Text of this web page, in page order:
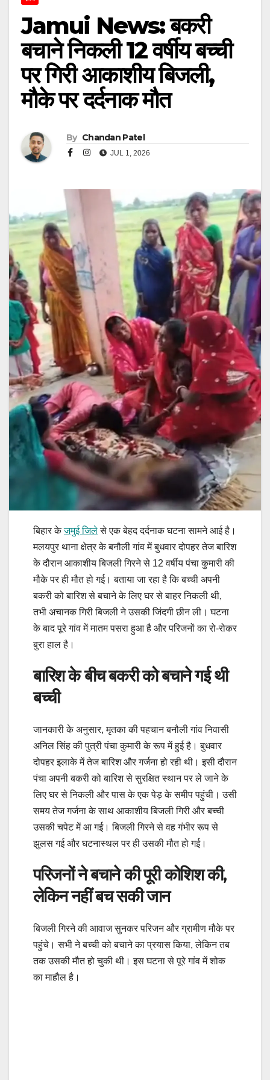
Jamui News: बकरी
बचाने निकली 12 वर्षीय बच्ची
पर गिरी आकाशीय बिजली,
मौके पर दर्दनाक मौत
By Chandan Patel
JUL 1, 2026
बिहार केजमुई जिलेसे एक बेहद दर्दनाक घटना सामने आई है।
मलयपुर थाना क्षेत्र के बनौली गांव में बुधवार दोपहर तेज बारिश
के दौरान आकाशीय बिजली गिरने से 12 वर्षीय पंचा कुमारी की
मौके पर ही मौत हो गई। बताया जा रहा है कि बच्ची अपनी
बकरी को बारिश से बचाने के लिए घर से बाहर निकली थी,
तभी अचानक गिरी बिजली ने उसकी जिंदगी छीन ली। घटना
के बाद पूरे गांव में मातम पसरा हुआ है और परिजनों का रो-रोकर
बुरा हाल है।
बारिश के बीच बकरी को बचाने गई थी
बच्ची
जानकारी के अनुसार, मृतका की पहचान बनौली गांव निवासी
अनिल सिंह की पुत्री पंचा कुमारी के रूप में हुई है। बुधवार
दोपहर इलाके में तेज बारिश और गर्जना हो रही थी। इसी दौरान
पंचा अपनी बकरी को बारिश से सुरक्षित स्थान पर ले जाने के
लिए घर से निकली और पास के एक पेड़ के समीप पहुंची। उसी
समय तेज गर्जना के साथ आकाशीय बिजली गिरी और बच्ची
उसकी चपेट में आ गई। बिजली गिरने से वह गंभीर रूप से
झुलस गई और घटनास्थल पर ही उसकी मौत हो गई।
परिजनों ने बचाने की पूरी कोशिश की,
लेकिन नहीं बच सकी जान
बिजली गिरने की आवाज सुनकर परिजन और ग्रामीण मौके पर
पहुंचे। सभी ने बच्ची को बचाने का प्रयास किया, लेकिन तब
तक उसकी मौत हो चुकी थी। इस घटना से पूरे गांव में शोक
का माहौल है।